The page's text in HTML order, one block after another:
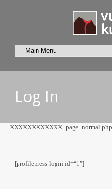
Log In
XXXXXXXXXXXX_page_normal.php
[profilepress-login id=“1″]